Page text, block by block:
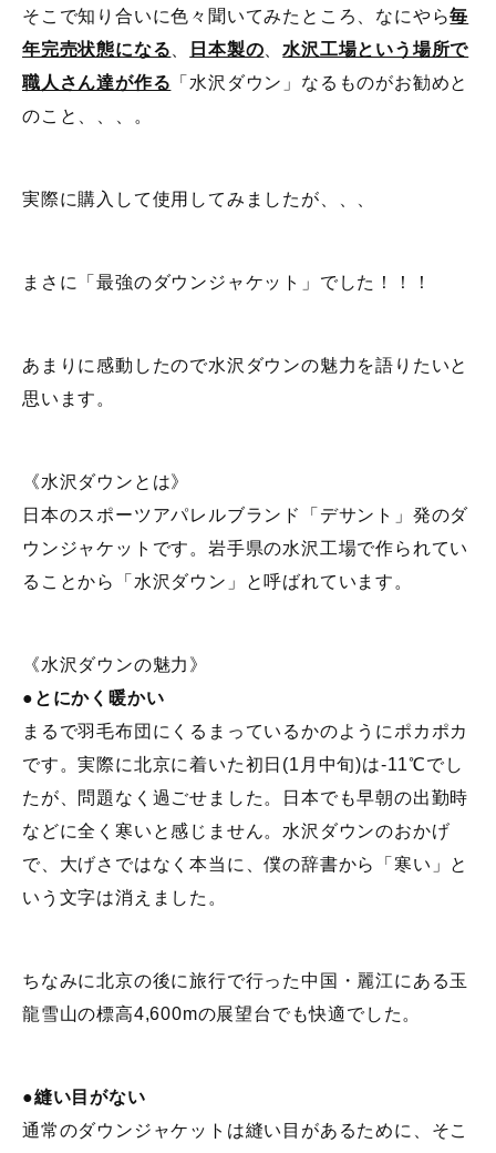
そこで知り合いに色々聞いてみたところ、なにやら毎
年完売状態になる
日本製の
水沢工場という場所で
職人さん達が作る 「水沢ダウン」なるものがお勧めと
のこと、、、。
実際に購入して使用してみましたが、、、
まさに「最強のダウンジャケット」でした！！！
あまりに感動したので水沢ダウンの魅力を語りたいと
思います。
《水沢ダウンとは》
日本のスポーツアパレルブランド「デサント」発のダ
ウンジャケットです。岩手県の水沢工場で作られてい
ることから「水沢ダウン」と呼ばれています。
《水沢ダウンの魅力》
● とにかく暖かい
まるで羽毛布団にくるまっているかのようにポカポカ
です。実際に北京に着いた初日(1月中旬)は-11℃でし
たが、問題なく過ごせました。日本でも早朝の出勤時
などに全く寒いと感じません。水沢ダウンのおかげ
で、大げさではなく本当に、僕の辞書から「寒い」と
いう文字は消えました。
ちなみに北京の後に旅行で行った中国・麗江にある玉
龍雪山の標高4,600mの展望台でも快適でした。
●縫い目がない
通常のダウンジャケットは縫い目があるために、そこ